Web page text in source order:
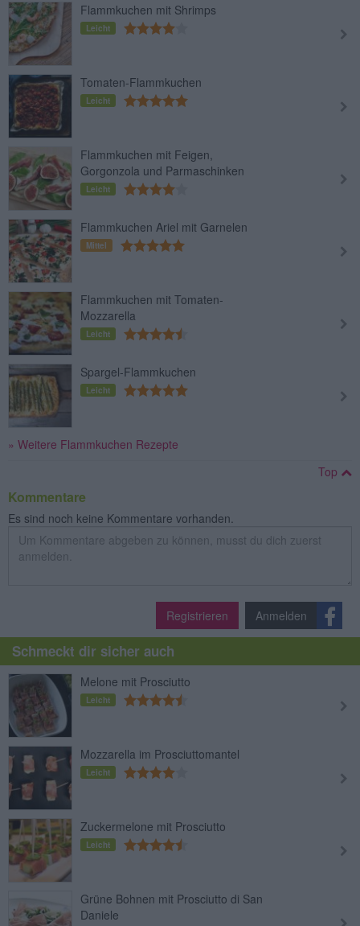
Flammkuchen mit Shrimps
Leicht
Tomaten-Flammkuchen
Leicht
Flammkuchen mit Feigen,
Gorgonzola und Parmaschinken
Leicht
Flammkuchen Ariel mit Garnelen
Mittel
Flammkuchen mit Tomaten-
Mozzarella
Leicht
Spargel-Flammkuchen
Leicht
» Weitere Flammkuchen Rezepte
Top
Kommentare
Es sind noch keine Kommentare vorhanden.
Registrieren Anmelden
Schmeckt dir sicher auch
Melone mit Prosciutto
Leicht
Mozzarella im Prosciuttomantel
Leicht
Zuckermelone mit Prosciutto
Leicht
Grüne Bohnen mit Prosciutto di San
Daniele